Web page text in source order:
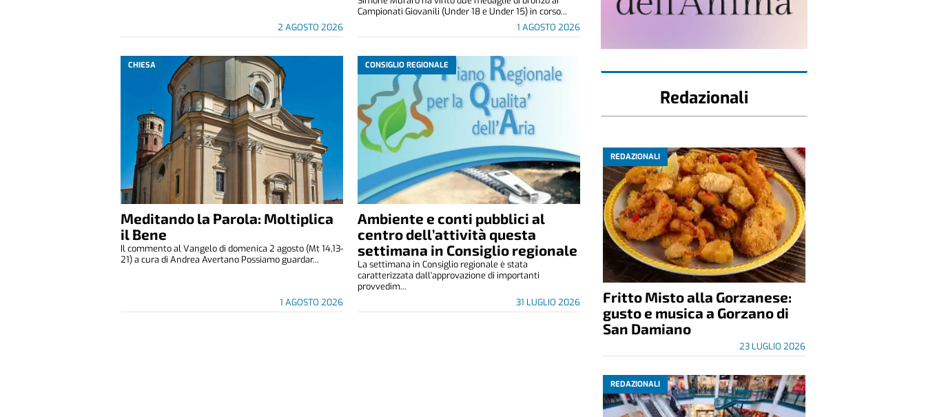
2 AGOSTO 2026 1 AGOSTO 2026
Campionati Giovanili (Under 18 e Under 15) in corso...
CHIESA
Meditando la Parola: Moltiplica
il Bene
1 AGOSTO 2026
Il commento al Vangelo di domenica 2 agosto (Mt 14,13-
21) a cura di Andrea Avertano Possiamo guardar...
CONSIGLIO REGIONALE
Ambiente e conti pubblici al
centro dell’attività questa
settimana in Consiglio regionale
31 LUGLIO 2026
La settimana in Consiglio regionale è stata
caratterizzata dall'approvazione di importanti
provvedim...
Redazionali
REDAZIONALI
Fritto Misto alla Gorzanese:
gusto e musica a Gorzano di
San Damiano
23 LUGLIO 2026
REDAZIONALI